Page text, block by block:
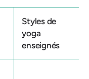
Styles de
yoga
enseignés